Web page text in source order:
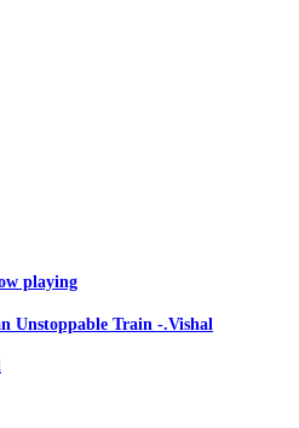
playing
Unstoppable Train -.Vishal